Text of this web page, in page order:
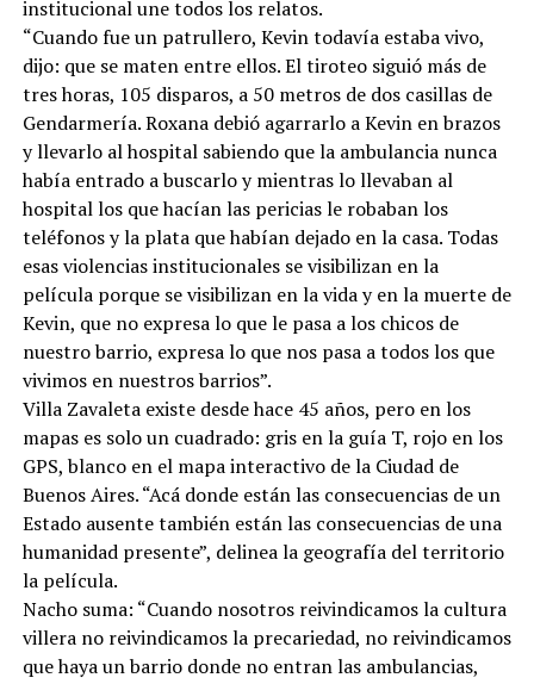
institucional une todos los relatos.
“Cuando fue un patrullero, Kevin todavía estaba vivo,
dijo: que se maten entre ellos. El tiroteo siguió más de
tres horas, 105 disparos, a 50 metros de dos casillas de
Gendarmería. Roxana debió agarrarlo a Kevin en brazos
y llevarlo al hospital sabiendo que la ambulancia nunca
había entrado a buscarlo y mientras lo llevaban al
hospital los que hacían las pericias le robaban los
teléfonos y la plata que habían dejado en la casa. Todas
esas violencias institucionales se visibilizan en la
película porque se visibilizan en la vida y en la muerte de
Kevin, que no expresa lo que le pasa a los chicos de
nuestro barrio, expresa lo que nos pasa a todos los que
vivimos en nuestros barrios”.
Villa Zavaleta existe desde hace 45 años, pero en los
mapas es solo un cuadrado: gris en la guía T, rojo en los
GPS, blanco en el mapa interactivo de la Ciudad de
Buenos Aires. “Acá donde están las consecuencias de un
Estado ausente también están las consecuencias de una
humanidad presente”, delinea la geografía del territorio
la película.
Nacho suma: “Cuando nosotros reivindicamos la cultura
villera no reivindicamos la precariedad, no reivindicamos
que haya un barrio donde no entran las ambulancias,